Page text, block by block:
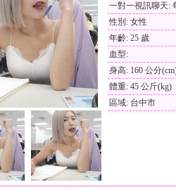
一對一視訊聊天:
性別: 女性
年齡: 25 歲
血型:
身高: 160 公分
體重: 45 公斤(kg)
區域: 台中市